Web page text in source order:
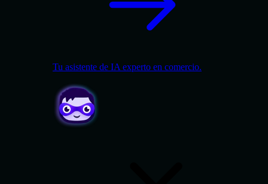
Tu asistente de IA experto en comercio.